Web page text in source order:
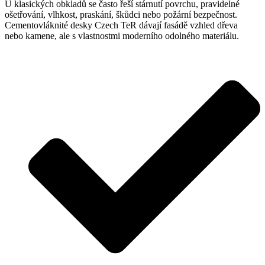
U klasických obkladů se často řeší stárnutí povrchu, pravidelné
ošetřování, vlhkost, praskání, škůdci nebo požární bezpečnost.
Cementovláknité desky Czech TeR dávají fasádě vzhled dřeva
nebo kamene, ale s vlastnostmi moderního odolného materiálu.